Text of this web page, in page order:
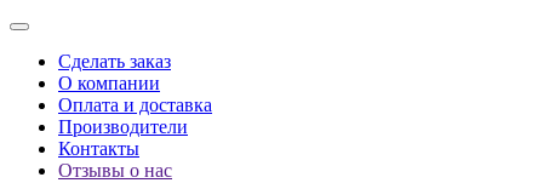
Сделать заказ
О компании
Оплата и доставка
Производители
Контакты
Отзывы о нас